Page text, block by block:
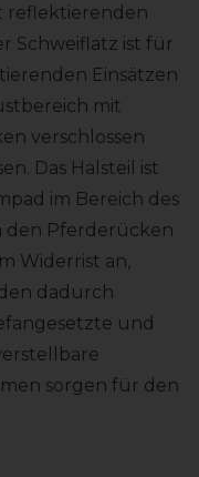
reflektierenden
Schweiflatz ist für
Einsätzen
mit
verschlossen
Das Halsteil ist
im Bereich des
den Pferderücken
Widerrist an,
dadurch
und
sorgen für den